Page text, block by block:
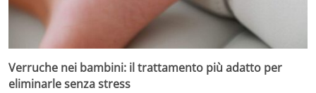
Verruche nei bambini: il trattamento più adatto per
eliminarle senza stress